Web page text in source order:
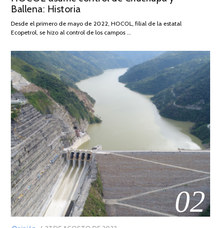
2026
Ballena: Historia
Desde el primero de mayo de 2022, HOCOL, filial de la estatal
Ecopetrol, se hizo al control de los campos …
02